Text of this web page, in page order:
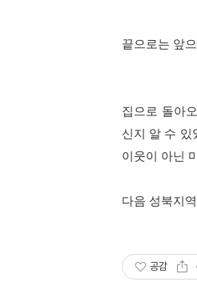
끝으로는 앞
집으로 돌아
신지 알 수 있
이웃이 아닌
다음 성북지
공감